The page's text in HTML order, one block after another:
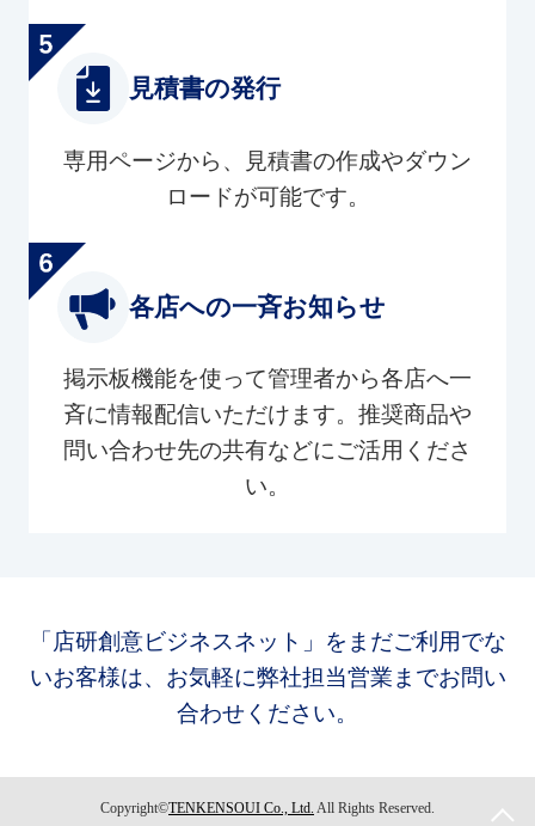
見積書の発行
専用ページから、見積書の作成やダウン
ロードが可能です。
各店への一斉お知らせ
掲示板機能を使って管理者から各店へ一
斉に情報配信いただけます。推奨商品や
問い合わせ先の共有などにご活用くださ
い。
「店研創意ビジネスネット」をまだご利用でな
いお客様は、お気軽に弊社担当営業までお問い
合わせください。
Copyright©TENKENSOUI Co., Ltd. All Rights Reserved.